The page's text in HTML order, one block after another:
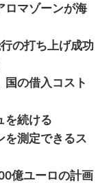
ロマゾーンが海
の打ち上げ成功
国の借入コスト
を続ける
を測定できるス
億ユーロの計画